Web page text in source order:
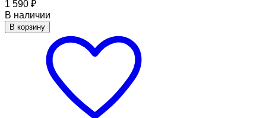
1 590 ₽
В наличии
В корзину